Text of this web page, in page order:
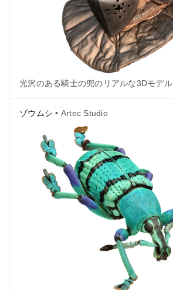
光沢のある騎士の兜のリアルな3Dモデル
ゾウムシ • Artec Studio